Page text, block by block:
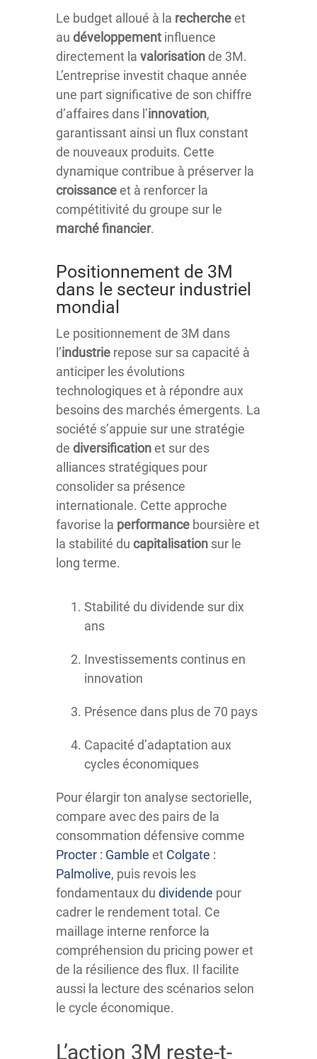
Le budget alloué à la rechercheet
au développement influence
directement la valorisation de 3M.
L’entreprise investit chaque année
une part significative de son chiffre
d’affaires dans l’innovation,
garantissant ainsi un flux constant
de nouveaux produits. Cette
dynamique contribue à préserver la
croissanceet à renforcer la
compétitivité du groupe sur le
marché financier.
Positionnement de 3M
dans le secteur industriel
mondial
Le positionnement de 3M dans
l’industrie repose sur sa capacité à
anticiper les évolutions
technologiques et à répondre aux
besoins des marchés émergents. La
société s’appuie sur une stratégie
de diversificationet sur des
alliances stratégiques pour
consolider sa présence
internationale. Cette approche
favorise la performance boursière et
la stabilité du capitalisation sur le
long terme.
Stabilité du dividende sur dix
ans
Investissements continus en
innovation
Présence dans plus de 70 pays
Capacité d’adaptation aux
cycles économiques
Pour élargir ton analyse sectorielle,
compare avec des pairs de la
consommation défensive comme
Procter : Gamble et Colgate :
Palmolive, puis revois les
fondamentaux du dividende pour
cadrer le rendement total. Ce
maillage interne renforce la
compréhension du pricing power et
de la résilience des flux. Il facilite
aussi la lecture des scénarios selon
le cycle économique.
L’action 3M reste-t-